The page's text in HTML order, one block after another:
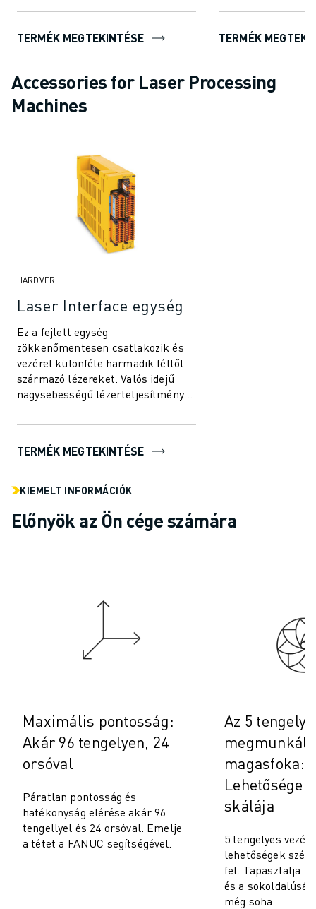
TERMÉK MEGTEKINTÉSE TERMÉK
Accessories for Laser Processing
Machines
HARDVER
Laser Interface egység
Ez a fejlett egység
zökkenőmentesen csatlakozik és
vezérel különféle harmadik féltől
származó lézereket. Valós idejű
nagysebességű lézerteljesítmény-
lézermegmunkálás...
TERMÉK MEGTEKINTÉSE
KIEMELT INFORMÁCIÓK
Előnyök az Ön cége számára
Maximális pontosság:
Akár 96 tengelyen, 24
orsóval
Páratlan pontosság és
hatékonyság elérése akár 96
tengellyel és 24 orsóval. Emelje
a tétet a FANUC segítségével.
Az 5
magasfoka:
skálája
5 tengelyes
lehetőségek
fel. Tapasztalja
és a
még soha.